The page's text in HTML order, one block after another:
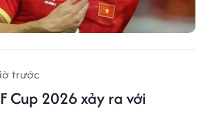
trước
Cup 2026 xảy ra với